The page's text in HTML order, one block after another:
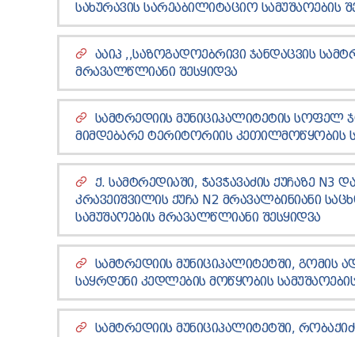
ᲡᲐᲮᲣᲠᲐᲕᲘᲡ ᲡᲐᲠᲔᲐᲑᲘᲚᲘᲢᲐᲪᲘᲝ ᲡᲐᲛᲣᲨᲐᲝᲔᲑᲘᲡ
ᲐᲐᲘᲞ ,,ᲡᲐᲖᲝᲒᲐᲓᲝᲔᲑᲠᲘᲕᲘ ᲯᲐᲜᲓᲐᲪᲕᲘᲡ
ᲛᲠᲐᲕᲐᲚᲬᲚᲘᲐᲜᲘ ᲨᲔᲡᲧᲘᲓᲕᲐ
ᲡᲐᲛᲢᲠᲔᲓᲘᲘᲡ ᲛᲣᲜᲘᲪᲘᲞᲐᲚᲘᲢᲔᲢᲘᲡ ᲡᲝᲤᲔᲚ
ᲛᲘᲛᲓᲔᲑᲐᲠᲔ ᲢᲔᲠᲘᲢᲝᲠᲘᲘᲡ ᲙᲔᲗᲘᲚᲛᲝᲬᲧᲝᲑᲘᲡ
Ქ. ᲡᲐᲛᲢᲠᲔᲓᲘᲐᲨᲘ, ᲭᲐᲕᲭᲐᲕᲐᲫᲘᲡ ᲥᲣᲩᲐᲖᲔ N3
ᲙᲠᲐᲕᲔᲘᲨᲕᲘᲚᲘᲡ ᲥᲣᲩᲐ N2 ᲛᲠᲐᲕᲐᲚᲑᲘᲜᲘᲐᲜᲘ
ᲡᲐᲛᲣᲨᲐᲝᲔᲑᲘᲡ ᲛᲠᲐᲕᲐᲚᲬᲚᲘᲐᲜᲘ ᲨᲔᲡᲧᲘᲓᲕᲐ
ᲡᲐᲛᲢᲠᲔᲓᲘᲘᲡ ᲛᲣᲜᲘᲪᲘᲞᲐᲚᲘᲢᲔᲢᲨᲘ,
ᲡᲐᲧᲠᲓᲔᲜᲘ ᲙᲔᲓᲚᲔᲑᲘᲡ ᲛᲝᲬᲧᲝᲑᲘᲡ
ᲡᲐᲛᲢᲠᲔᲓᲘᲘᲡ ᲛᲣᲜᲘᲪᲘᲞᲐᲚᲘᲢᲔᲢᲨᲘ,